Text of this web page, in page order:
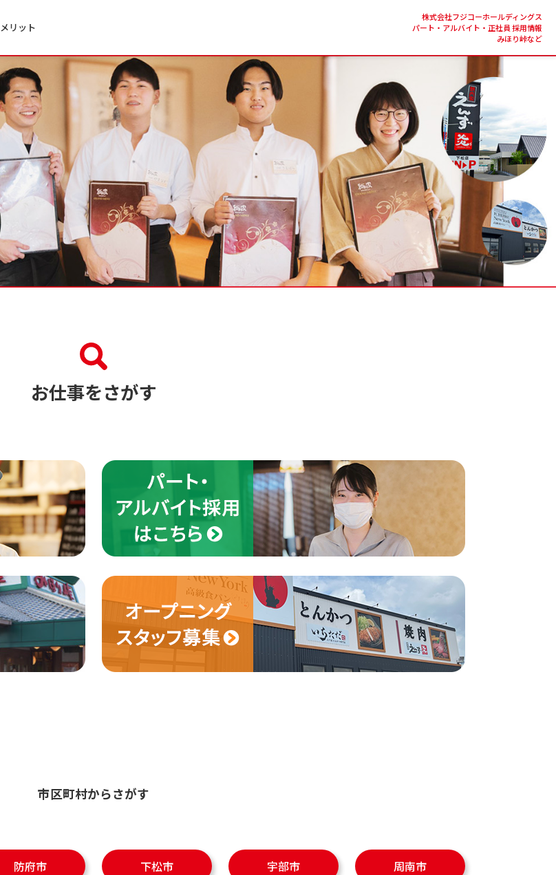
メリット
株式会社フジコーホールディングス
パート・アルバイト・正社員 採用情報
みほり峠など
お仕事をさがす
市区町村からさがす
防府市 下松市 宇部市 周南市